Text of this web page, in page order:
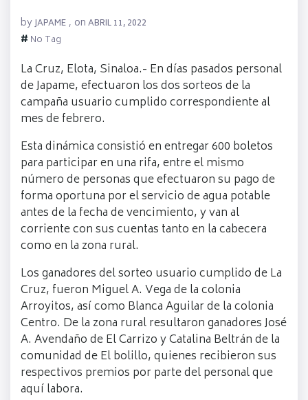
byJAPAME , onABRIL 11, 2022
# No Tag
La Cruz, Elota, Sinaloa.- En días pasados personal
de Japame, efectuaron los dos sorteos de la
campaña usuario cumplido correspondiente al
mes de febrero.
Esta dinámica consistió en entregar 600 boletos
para participar en una rifa, entre el mismo
número de personas que efectuaron su pago de
forma oportuna por el servicio de agua potable
antes de la fecha de vencimiento, y van al
corriente con sus cuentas tanto en la cabecera
como en la zona rural.
Los ganadores del sorteo usuario cumplido de La
Cruz, fueron Miguel A. Vega de la colonia
Arroyitos, así como Blanca Aguilar de la colonia
Centro. De la zona rural resultaron ganadores José
A. Avendaño de El Carrizo y Catalina Beltrán de la
comunidad de El bolillo, quienes recibieron sus
respectivos premios por parte del personal que
aquí labora.